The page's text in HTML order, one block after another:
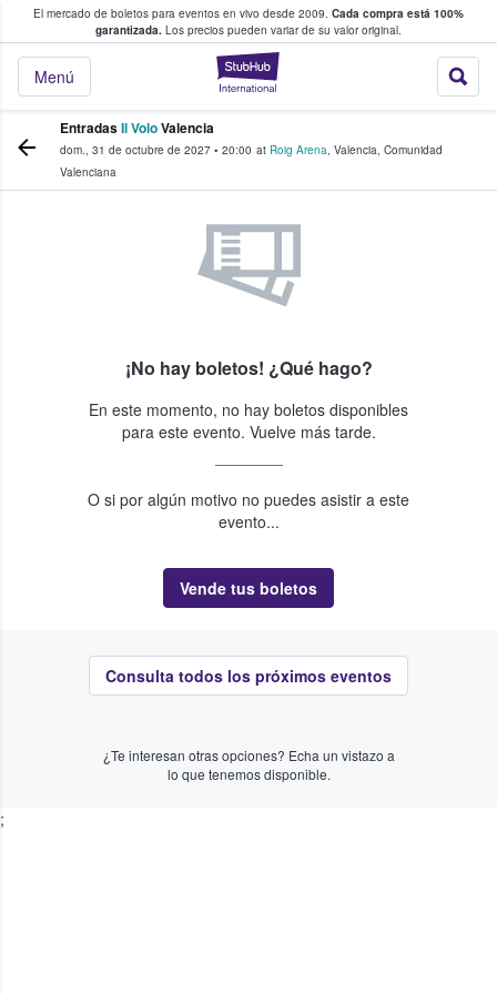
El mercado de boletos para eventos en vivo desde 2009. Cada compra está 100%
garantizada. Los precios pueden variar de su valor original.
StubHub: donde
Menú
fans compran y venden boletos
EntradasIl VoloValencia
dom., 31 de octubre de 2027 • 20:00 at Roig Arena, Valencia, Comunidad
Valenciana
¡No hay boletos! ¿Qué hago?
En este momento, no hay boletos disponibles
para este evento. Vuelve más tarde.
O si por algún motivo no puedes asistir a este
evento...
Vende tus boletos
Consulta todos los próximos eventos
¿Te interesan otras opciones? Echa un vistazo a
lo que tenemos disponible.
;